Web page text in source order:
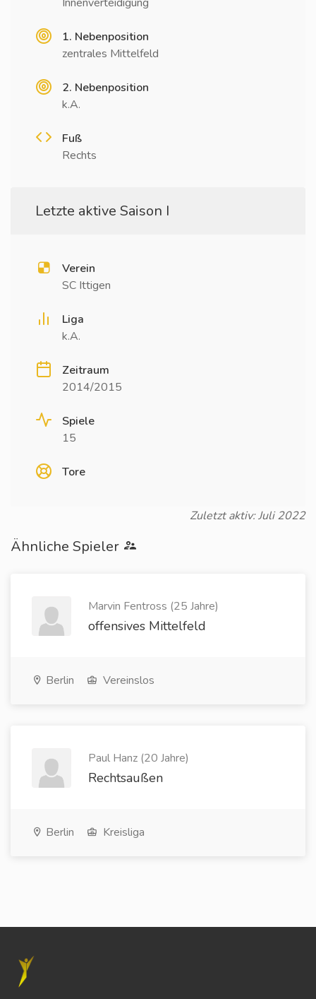
1. Nebenposition
zentrales Mittelfeld
2. Nebenposition
k.A.
Fuß
Rechts
Letzte aktive Saison I
Verein
SC Ittigen
Liga
k.A.
Zeitraum
2014/2015
Spiele
15
Tore
Zuletzt aktiv: Juli 2022
Ähnliche Spieler
Marvin Fentross (25 Jahre)
offensives Mittelfeld
Berlin Vereinslos
Paul Hanz (20 Jahre)
Rechtsaußen
Berlin Kreisliga